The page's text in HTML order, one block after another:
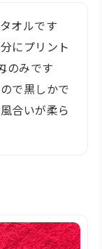
オルです
にプリント
のみです
で黒しかで
合いが柔ら